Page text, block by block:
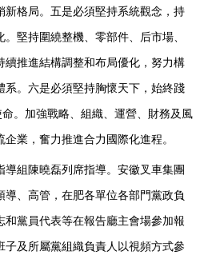
新格局。五是必須堅持系統觀念，持
堅持圍繞整機、零部件、后市場、
續推進結構調整和布局優化，努力構
系。六是必須堅持胸懷天下，始終踐
。加強戰略、組織、運營、財務及風
業，奮力推進合力國際化進程。
組陳曉磊列席指導。安徽叉車集團
、高管，在肥各單位各部門黨政負
黨員代表等在報告廳主會場參加報
及所屬黨組織負責人以視頻方式參